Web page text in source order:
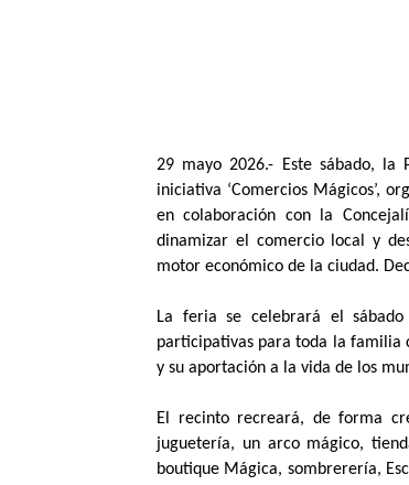
29 mayo 2026.- Este sábado, la
iniciativa ‘Comercios Mágicos’,
en colaboración con la
dinamizar el comercio local y
motor económico de la ciudad.
La feria se celebrará el
participativas para toda la familia
y su aportación a la vida de los
El recinto recreará, de forma
juguetería, un arco mágico,
boutique Mágica, sombrerería,